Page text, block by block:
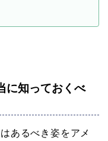
に知っておくべ
あるべき姿をアメ